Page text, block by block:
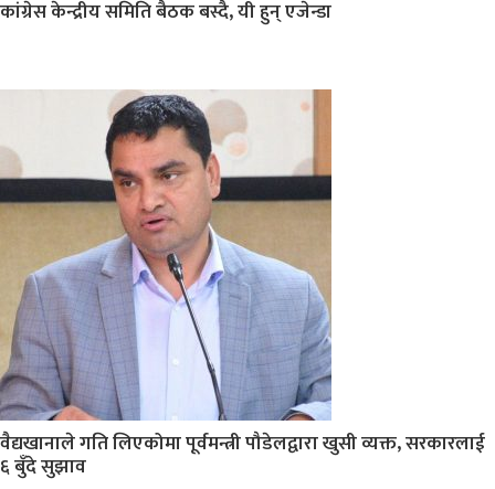
कांग्रेस केन्द्रीय समिति बैठक बस्दै, यी हुन् एजेन्डा
वैद्यखानाले गति लिएकोमा पूर्वमन्त्री पौडेलद्वारा खुसी व्यक्त, सरकारलाई
६ बुँदे सुझाव